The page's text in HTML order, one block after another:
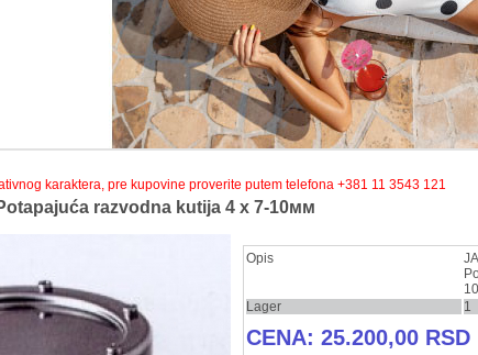
karaktera, pre kupovine proverite putem telefona +381 11 3543 121
razvodna kutija 4 х 7-10мм
Opis
Lager
1
CENA: 25.200,00 RSD